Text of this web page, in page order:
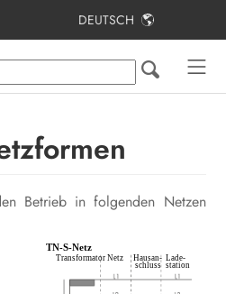
DEUTSCH
Betrieb in folgenden Netzen
Inhaltsverzeichnis
Dokument